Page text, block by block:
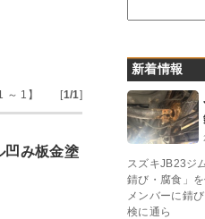
～ 1】 [1/1]
凹み板金塗
新着情報
スズキJB23ジ
錆び・腐食」
メンバーに錆
検に通ら